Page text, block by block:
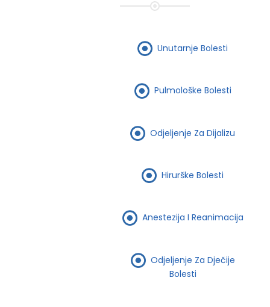
Unutarnje Bolesti
Pulmološke Bolesti
Odjeljenje Za Dijalizu
Hirurške Bolesti
Anestezija I Reanimacija
Odjeljenje Za Dječije
Bolesti